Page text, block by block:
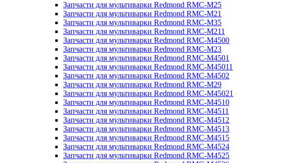
Запчасти для мультиварки Redmond RMC-M25
Запчасти для мультиварки Redmond RMC-M21
Запчасти для мультиварки Redmond RMC-M35
Запчасти для мультиварки Redmond RMC-M211
Запчасти для мультиварки Redmond RMC-M4500
Запчасти для мультиварки Redmond RMC-M23
Запчасти для мультиварки Redmond RMC-M4501
Запчасти для мультиварки Redmond RMC-M45011
Запчасти для мультиварки Redmond RMC-M4502
Запчасти для мультиварки Redmond RMC-M29
Запчасти для мультиварки Redmond RMC-M45021
Запчасти для мультиварки Redmond RMC-M4510
Запчасти для мультиварки Redmond RMC-M4511
Запчасти для мультиварки Redmond RMC-M4512
Запчасти для мультиварки Redmond RMC-M4513
Запчасти для мультиварки Redmond RMC-M4515
Запчасти для мультиварки Redmond RMC-M4524
Запчасти для мультиварки Redmond RMC-M4525